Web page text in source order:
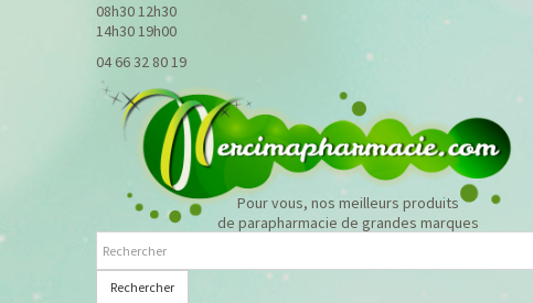
08h30 12h30
14h30 19h00
04 66 32 80 19
Pour vous, nos meilleurs produits
de parapharmacie de grandes marques
Rechercher